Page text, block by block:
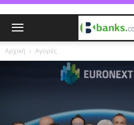
Αρχική Αγορές